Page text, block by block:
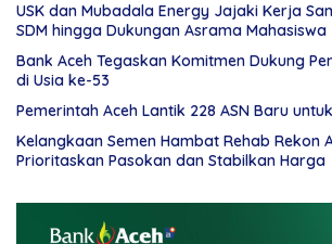
USK dan Mubadala Energy Jajaki Kerja
SDM hingga Dukungan Asrama Mahasiswa
Bank Aceh Tegaskan Komitmen Dukung
di Usia ke-53
Pemerintah Aceh Lantik 228 ASN Baru untuk
Kelangkaan Semen Hambat Rehab Rekon
Prioritaskan Pasokan dan Stabilkan Harga